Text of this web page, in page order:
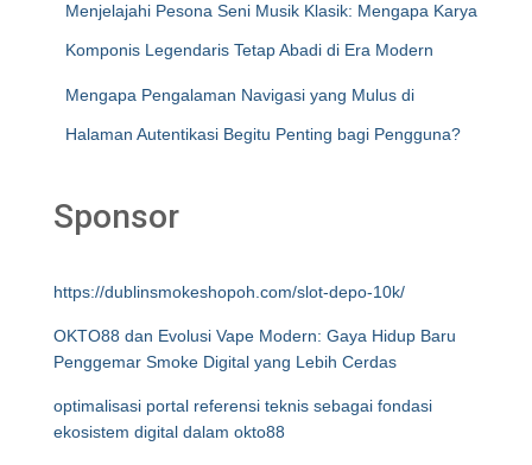
Menjelajahi Pesona Seni Musik Klasik: Mengapa Karya
Komponis Legendaris Tetap Abadi di Era Modern
Mengapa Pengalaman Navigasi yang Mulus di
Halaman Autentikasi Begitu Penting bagi Pengguna?
Sponsor
https://dublinsmokeshopoh.com/slot-depo-10k/
OKTO88 dan Evolusi Vape Modern: Gaya Hidup Baru
Penggemar Smoke Digital yang Lebih Cerdas
optimalisasi portal referensi teknis sebagai fondasi
ekosistem digital dalam okto88